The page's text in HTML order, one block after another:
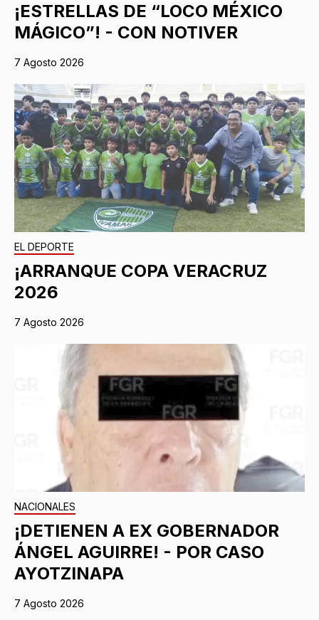
¡ESTRELLAS DE “LOCO MÉXICO
MÁGICO”! - CON NOTIVER
7 Agosto 2026
EL DEPORTE
¡ARRANQUE COPA VERACRUZ
2026
7 Agosto 2026
NACIONALES
¡DETIENEN A EX GOBERNADOR
ÁNGEL AGUIRRE! - POR CASO
AYOTZINAPA
7 Agosto 2026